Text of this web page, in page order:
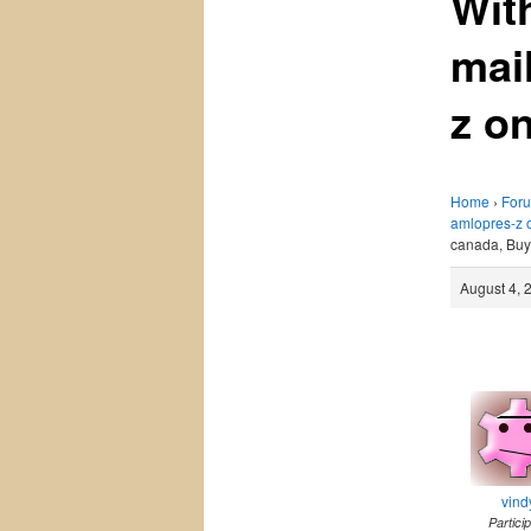
z
Home ›
amlopres-z
canada,
August 4,